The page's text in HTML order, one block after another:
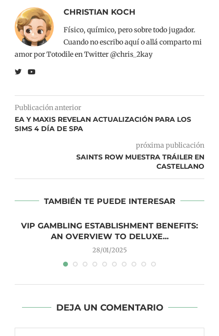
CHRISTIAN KOCH
Físico, químico, pero sobre todo jugador.
Cuando no escribo aquí o allá comparto mi
amor por Totodile en Twitter @chris_2kay
Publicación anterior
EA Y MAXIS REVELAN ACTUALIZACIÓN PARA LOS
SIMS 4 DÍA DE SPA
próxima publicación
SAINTS ROW MUESTRA TRÁILER EN
CASTELLANO
TAMBIÉN TE PUEDE INTERESAR
VIP GAMBLING ESTABLISHMENT BENEFITS:
AN OVERVIEW TO DELUXE...
28/01/2025
DEJA UN COMENTARIO